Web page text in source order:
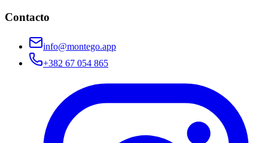
Contacto
info@montego.app
+382 67 054 865